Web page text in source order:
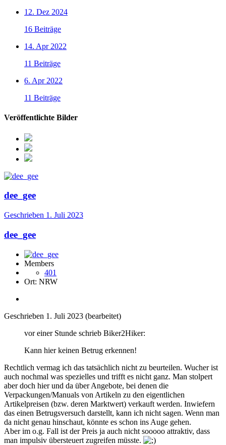
12. Dez 2024
16 Beiträge
14. Apr 2022
11 Beiträge
6. Apr 2022
11 Beiträge
Veröffentlichte Bilder
dee_gee
Geschrieben 1. Juli 2023
dee_gee
Members
401
Ort: NRW
Geschrieben 1. Juli 2023 (bearbeitet)
vor einer Stunde schrieb Biker2Hiker:
Kann hier keinen Betrug erkennen!
Rechtlich vermag ich das tatsächlich nicht zu beurteilen. Wucher ist
auch nochmal was spezielles und trifft es nicht ganz. Man stolpert
aber doch hier und da über Angebote, bei denen die
Verpackungen/Manuals von Artikeln zu den eigentlichen
Artikelpreisen (bzw. deren Marktwert) verkauft werden. Inwiefern
das einen Betrugsversuch darstellt, kann ich nicht sagen. Wenn man
da nicht genau hinschaut, könnte es schon ins Auge gehen.
Aber im o.g. Fall ist der Preis ja auch nicht sooooo attraktiv, dass
man impulsiv übersteuert zugreifen müsste.